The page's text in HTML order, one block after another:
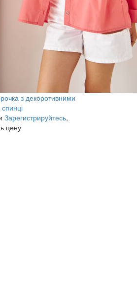
з декоротивними
Зарегистрируйтесь,
цену